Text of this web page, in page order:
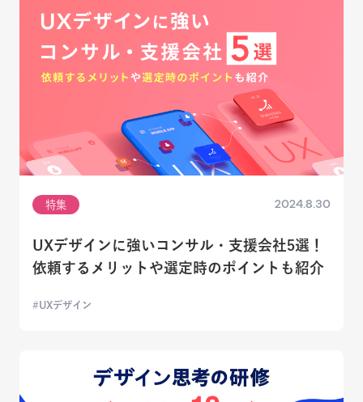
特集 2024.8.30
UXデザインに強いコンサル・支援会社5選！
依頼するメリットや選定時のポイントも紹介
UXデザイン